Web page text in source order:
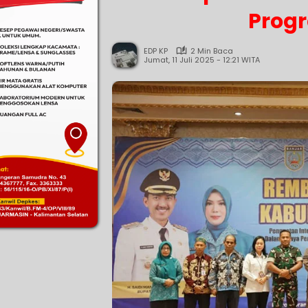
EDP KP
2 Min Baca
Jumat, 11 Juli 2025 - 12:21 WITA